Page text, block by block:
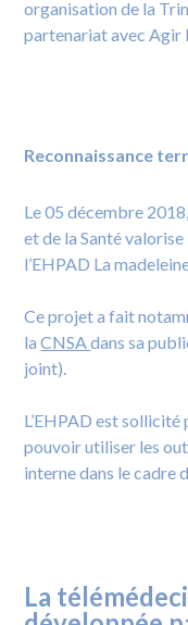
organisation de la
partenariat avec Agir
Reconnaissance
Le 05 décembre
et de la Santé
l’EHPAD La
Ce projet a fait
laCNSAdans sa
joint).
L’EHPAD est
pouvoir utiliser les
interne dans le cadre
La